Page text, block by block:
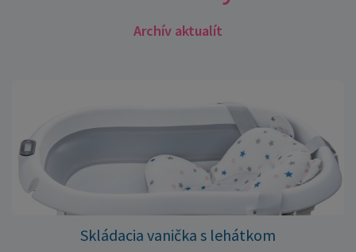
Archív aktualít
Skládacia vanička s lehátkom